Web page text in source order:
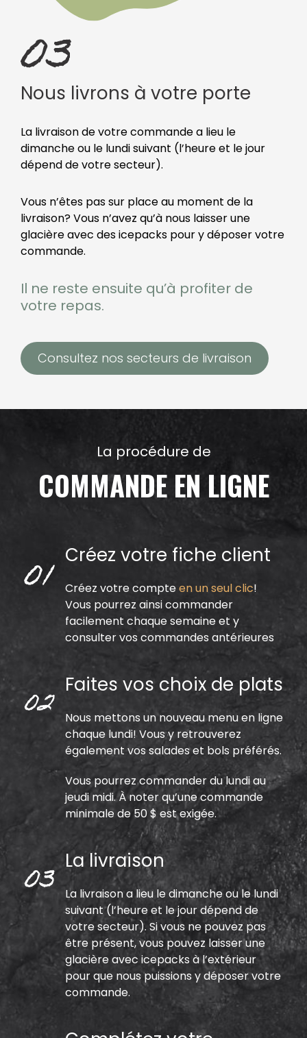
Nous livrons à votre porte
La livraison de votre commande a lieu le
dimanche ou le lundi suivant (l’heure et le jour
dépend de votre secteur).
Vous n’êtes pas sur place au moment de la
livraison? Vous n’avez qu’à nous laisser une
glacière avec des icepacks pour y déposer votre
commande.
Il ne reste ensuite qu’à profiter de
votre repas.
Consultez nos secteurs de livraison
La procédure de
COMMANDE EN LIGNE
Créez votre fiche client
Créez votre compteen un seul clic!
Vous pourrez ainsi commander
facilement chaque semaine et y
consulter vos commandes antérieures
Faites vos choix de plats
Nous mettons un nouveau menu en ligne
chaque lundi! Vous y retrouverez
également vos salades et bols préférés.
Vous pourrez commander du lundi au
jeudi midi. À noter qu’une commande
minimale de 50 $ est exigée.
La livraison
La livraison a lieu le dimanche ou le lundi
suivant (l’heure et le jour dépend de
votre secteur). Si vous ne pouvez pas
être présent, vous pouvez laisser une
glacière avec icepacks à l’extérieur
pour que nous puissions y déposer votre
commande.